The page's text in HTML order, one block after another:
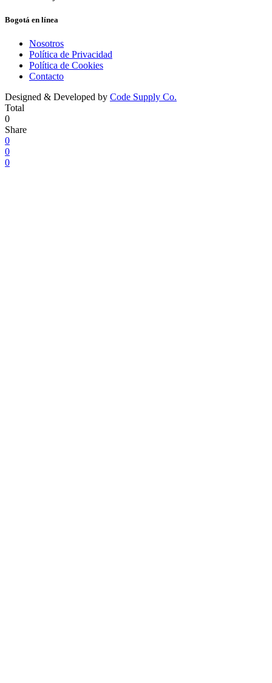
Bogotá en línea
Nosotros
Política de Privacidad
Política de Cookies
Contacto
Designed & Developed by Code Supply Co.
Total
0
Share
0
0
0